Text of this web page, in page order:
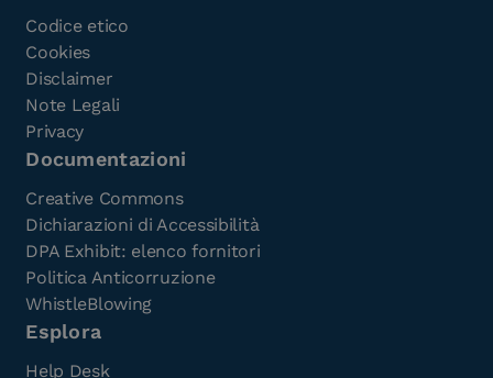
Codice etico
Cookies
Disclaimer
Note Legali
Privacy
Documentazioni
Creative Commons
Dichiarazioni di Accessibilità
DPA Exhibit: elenco fornitori
Politica Anticorruzione
WhistleBlowing
Esplora
Help Desk